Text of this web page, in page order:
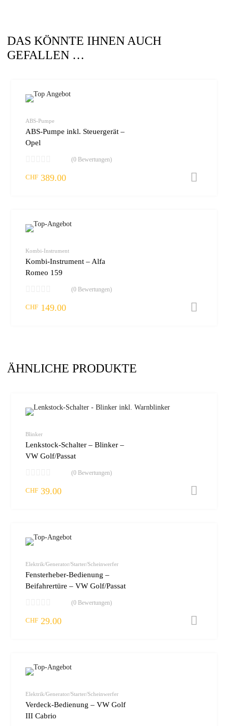
DAS KÖNNTE IHNEN AUCH
GEFALLEN …
ABS-Pumpe
ABS-Pumpe inkl. Steuergerät –
Opel
(0 Bewertungen)
CHF 389.00
Kombi-Instrument
Kombi-Instrument – Alfa
Romeo 159
(0 Bewertungen)
CHF 149.00
ÄHNLICHE PRODUKTE
Blinker
Lenkstock-Schalter – Blinker –
VW Golf/Passat
(0 Bewertungen)
CHF 39.00
Elektrik/Generator/Starter/Scheinwerfer
Fensterheber-Bedienung –
Beifahrertüre – VW Golf/Passat
(0 Bewertungen)
CHF 29.00
Elektrik/Generator/Starter/Scheinwerfer
Verdeck-Bedienung – VW Golf
III Cabrio